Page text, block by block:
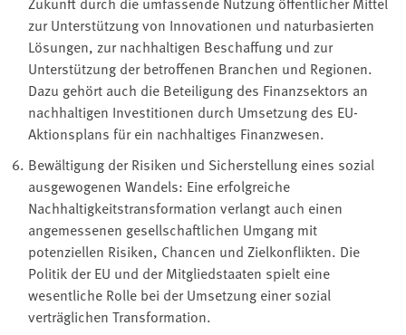
zur Unterstützung von Innovationen und naturbasierten
Lösungen, zur nachhaltigen Beschaffung und zur
Unterstützung der betroffenen Branchen und Regionen.
Dazu gehört auch die Beteiligung des Finanzsektors an
nachhaltigen Investitionen durch Umsetzung des EU-
Aktionsplans für ein nachhaltiges Finanzwesen.
Bewältigung der Risiken und Sicherstellung eines sozial
ausgewogenen Wandels: Eine erfolgreiche
Nachhaltigkeitstransformation verlangt auch einen
angemessenen gesellschaftlichen Umgang mit
potenziellen Risiken, Chancen und Zielkonflikten. Die
Politik der EU und der Mitgliedstaaten spielt eine
wesentliche Rolle bei der Umsetzung einer sozial
verträglichen Transformation.